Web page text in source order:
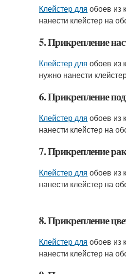
Клейстер для обоев из
нанести клейстер на
5. Прикрепление
Клейстер для обоев из
нужно нанести
6. Прикрепление
Клейстер для обоев из
нанести клейстер на
7. Прикрепление
Клейстер для обоев из
нанести клейстер на
8. Прикрепление
Клейстер для обоев из
нанести клейстер на